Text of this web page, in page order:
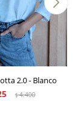
2.0 - Blanco
$4.400